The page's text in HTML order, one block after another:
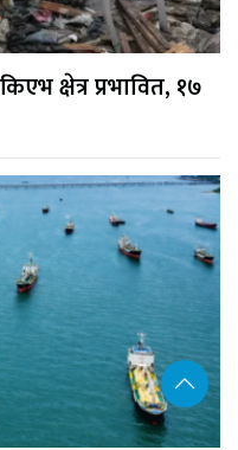
क्षेत्र प्रभावित, १७